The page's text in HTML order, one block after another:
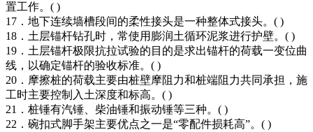
置工作。( )
17．地下连续墙槽段间的柔性接头是一种整体式接头。( )
18．土层锚杆钻孔时，常使用膨润土循环泥浆进行护壁。( )
19．土层锚杆极限抗拉试验的目的是求出锚杆的荷载一变位曲
线，以确定锚杆的验收标准。( )
20．摩擦桩的荷载主要由桩壁摩阻力和桩端阻力共同承担，施
工时主要控制入土深度和标高。( )
21．桩锤有汽锤、柴油锤和振动锤等三种。( )
22．碗扣式脚手架主要优点之一是“零配件损耗高”。( )